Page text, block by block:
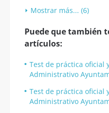
Mostrar más... (6)
Puede que también
artículos:
Test de práctica oficial
Administrativo
Test de práctica oficial
Administrativo